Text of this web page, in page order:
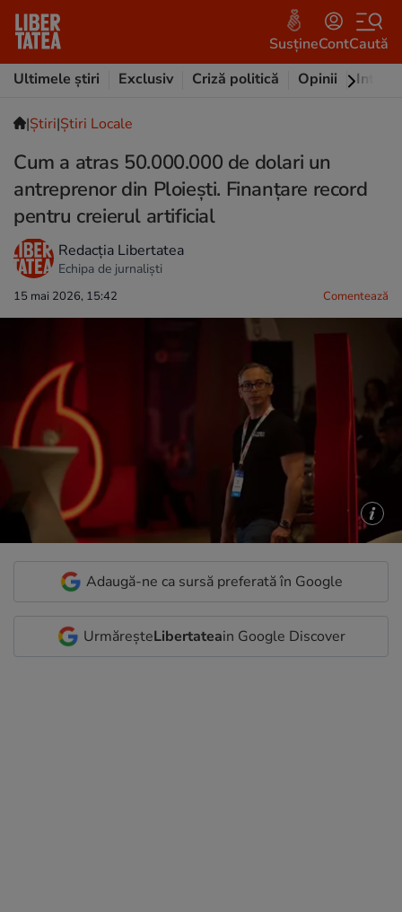
SusțineContCaută
Ultimele știri
Exclusiv Criză politică Opinii
|Ştiri|Știri Locale
Cum a atras 50.000.000 de dolari un
antreprenor din Ploiești. Finanțare record
pentru creierul artificial
Redacția Libertatea
Echipa de jurnaliști
15 mai 2026, 15:42 Comentează
Adaugă-ne ca sursă preferată în Google
UrmăreșteLibertateain Google Discover